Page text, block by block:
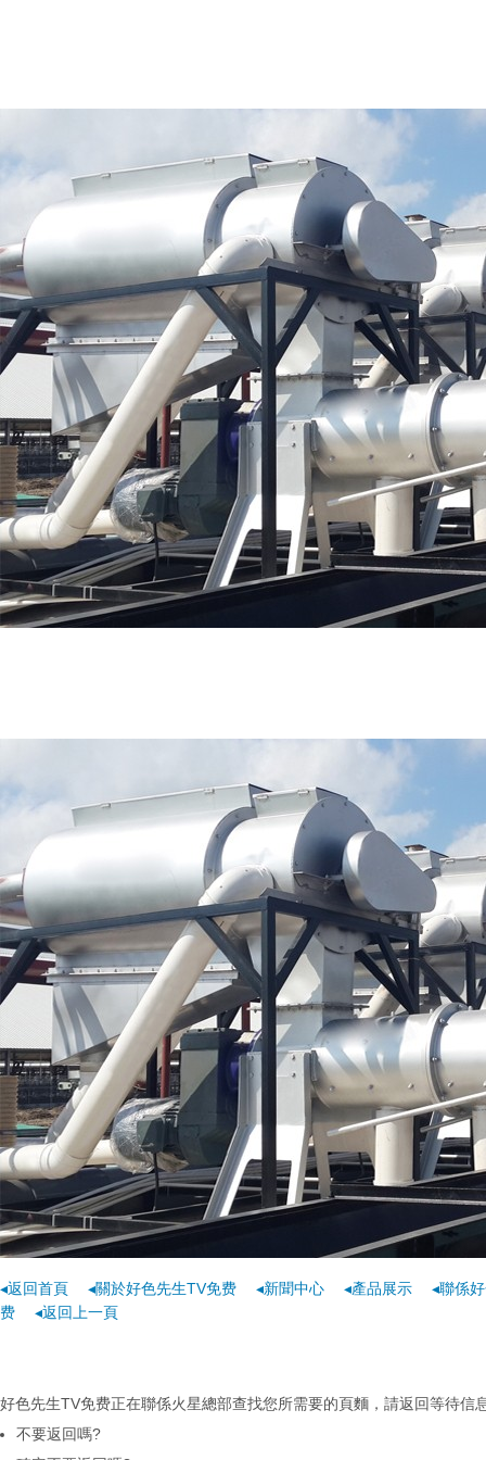
◂返回首頁 ◂關於好色先生TV免费 ◂新聞中心 ◂產品展示
◂聯係
费
◂返回上一頁
好色先生TV免费正在聯係火星總部查找您所需要的頁麵，請返回等待信
不要返回嗎?